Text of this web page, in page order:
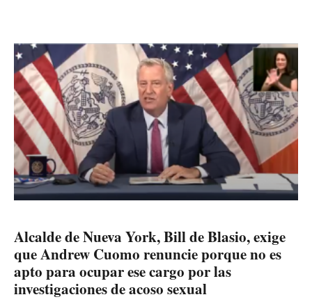
Alcalde de Nueva York, Bill de Blasio, exige
que Andrew Cuomo renuncie porque no es
apto para ocupar ese cargo por las
investigaciones de acoso sexual